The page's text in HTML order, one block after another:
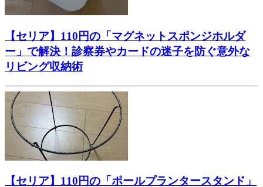
【セリア】110円の「マグネットスポンジホルダ
ー」で解決！診察券やカードの迷子を防ぐ意外な
リビング収納術
【セリア】110円の「ポールプランタースタンド」